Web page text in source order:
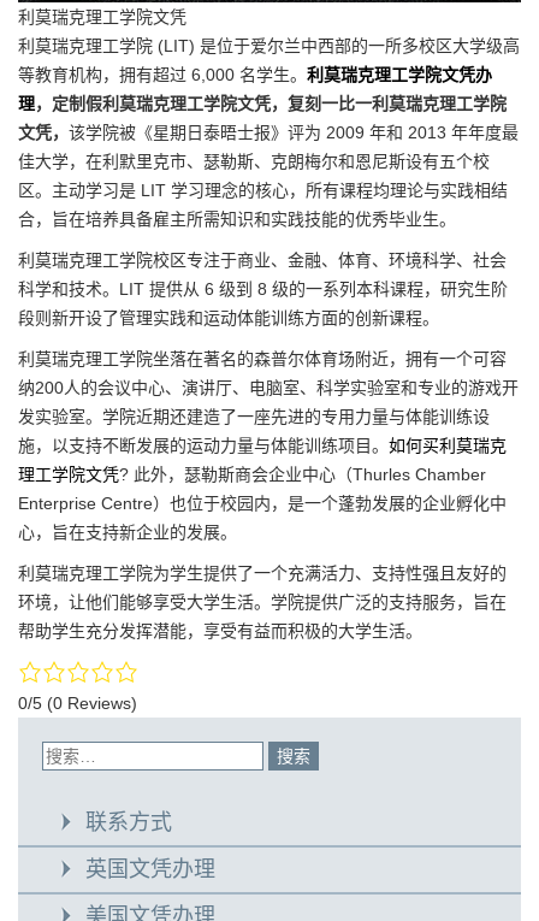
利莫瑞克理工学院文凭
利莫瑞克理工学院 (LIT) 是位于爱尔兰中西部的一所多校区大学级高
等教育机构，拥有超过 6,000 名学生。 利莫瑞克理工学院文凭办
理，定制假利莫瑞克理工学院文凭，复刻一比一利莫瑞克理工学院
文凭， 该学院被《星期日泰晤士报》评为 2009 年和 2013 年年度最
佳大学，在利默里克市、瑟勒斯、克朗梅尔和恩尼斯设有五个校
区。主动学习是 LIT 学习理念的核心，所有课程均理论与实践相结
合，旨在培养具备雇主所需知识和实践技能的优秀毕业生。
利莫瑞克理工学院校区专注于商业、金融、体育、环境科学、社会
科学和技术。LIT 提供从 6 级到 8 级的一系列本科课程，研究生阶
段则新开设了管理实践和运动体能训练方面的创新课程。
利莫瑞克理工学院坐落在著名的森普尔体育场附近，拥有一个可容
纳200人的会议中心、演讲厅、电脑室、科学实验室和专业的游戏开
发实验室。学院近期还建造了一座先进的专用力量与体能训练设
施，以支持不断发展的运动力量与体能训练项目。 如何买利莫瑞克
理工学院文凭? 此外，瑟勒斯商会企业中心（Thurles Chamber
Enterprise Centre）也位于校园内，是一个蓬勃发展的企业孵化中
心，旨在支持新企业的发展。
利莫瑞克理工学院为学生提供了一个充满活力、支持性强且友好的
环境，让他们能够享受大学生活。学院提供广泛的支持服务，旨在
帮助学生充分发挥潜能，享受有益而积极的大学生活。
0/5 (0 Reviews)
联系方式
英国文凭办理
美国文凭办理